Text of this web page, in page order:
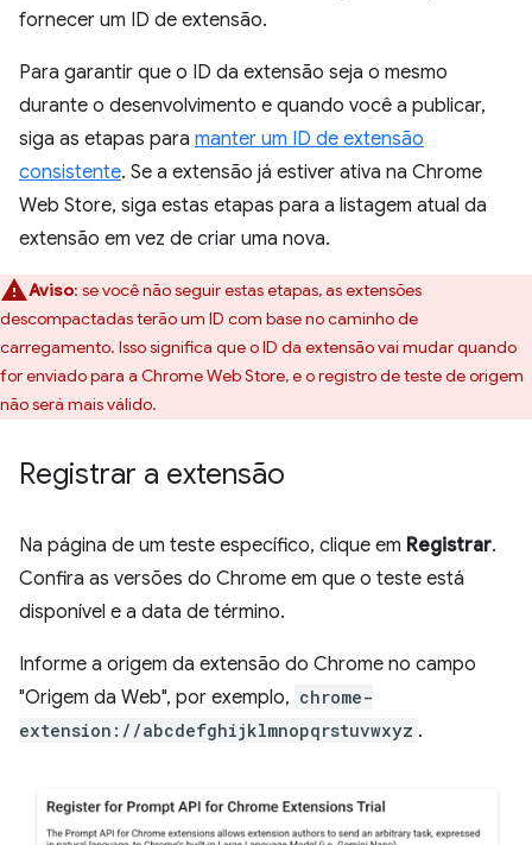
fornecer um ID de extensão.
Para garantir que o ID da extensão seja o mesmo
durante o desenvolvimento e quando você a publicar,
siga as etapas para manter um ID de extensão
consistente. Se a extensão já estiver ativa na Chrome
Web Store, siga estas etapas para a listagem atual da
extensão em vez de criar uma nova.
Aviso: se você não seguir estas etapas, as extensões
descompactadas terão um ID com base no caminho de
carregamento. Isso significa que o ID da extensão vai mudar quando
for enviado para a Chrome Web Store, e o registro de teste de origem
não será mais válido.
Registrar a extensão
Na página de um teste específico, clique em Registrar.
Confira as versões do Chrome em que o teste está
disponível e a data de término.
Informe a origem da extensão do Chrome no campo
"Origem da Web", por exemplo, chrome-
extension://abcdefghijklmnopqrstuvwxyz .